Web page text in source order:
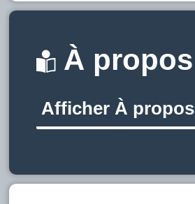
À propos
Afficher À propos